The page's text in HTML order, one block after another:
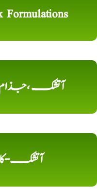
Formulations
آتشک ،جذام،
آتشک-